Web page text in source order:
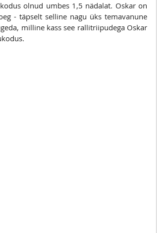
olnud umbes 1,5 nädalat. Oskar on
- täpselt selline nagu üks temavanune
milline kass see rallitriipudega Oskar